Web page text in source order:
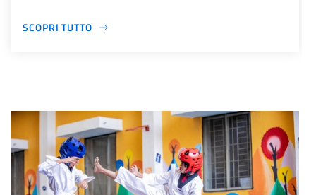
SCOPRI TUTTO